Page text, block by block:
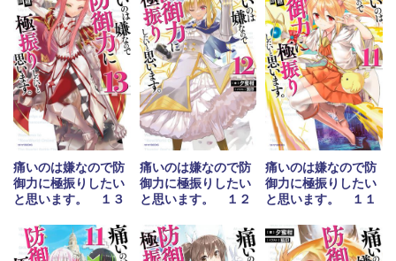
痛いのは嫌なので防
御力に極振りしたい
と思います。 １３
痛いのは嫌なので防
御力に極振りしたい
と思います。 １２
痛いのは嫌なので防
御力に極振りしたい
と思います。 １１